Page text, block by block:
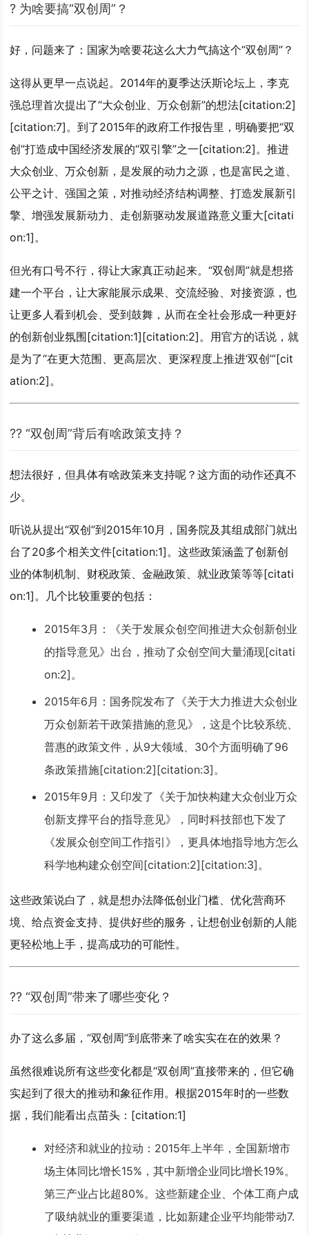
? 为啥要搞“双创周”？
好，问题来了：国家为啥要花这么大力气搞这个“双创周”？
这得从更早一点说起。2014年的夏季达沃斯论坛上，李克
强总理首次提出了“大众创业、万众创新”的想法[citation:2]
[citation:7]。到了2015年的政府工作报告里，明确要把“双
创”打造成中国经济发展的“双引擎”之一[citation:2]。推进
大众创业、万众创新，是发展的动力之源，也是富民之道、
公平之计、强国之策 ，对推动经济结构调整、打造发展新引
擎、增强发展新动力、走创新驱动发展道路意义重大[citati
on:1]。
但光有口号不行，得让大家真正动起来。“双创周”就是想搭
建一个平台 ，让大家能展示成果、交流经验、对接资源，也
让更多人看到机会、受到鼓舞，从而在全社会形成一种更好
的创新创业氛围[citation:1][citation:2]。用官方的话说，就
是为了“在更大范围、更高层次、更深程度上推进‘双创’”[cit
ation:2]。
?? “双创周”背后有啥政策支持？
想法很好，但具体有啥政策来支持呢？这方面的动作还真不
少。
听说从提出“双创”到2015年10月，国务院及其组成部门就出
台了20多个相关文件[citation:1]。这些政策涵盖了创新创
业的体制机制、财税政策、金融政策、就业政策等等[citati
on:1]。几个比较重要的包括：
2015年3月 ：《关于发展众创空间推进大众创新创业
的指导意见》出台，推动了众创空间大量涌现[citati
on:2]。
2015年6月 ：国务院发布了《关于大力推进大众创业
万众创新若干政策措施的意见》，这是个比较系统、
普惠的政策文件，从9大领域、30个方面明确了96
条政策措施[citation:2][citation:3]。
2015年9月 ：又印发了《关于加快构建大众创业万众
创新支撑平台的指导意见》，同时科技部也下发了
《发展众创空间工作指引》，更具体地指导地方怎么
科学地构建众创空间[citation:2][citation:3]。
这些政策说白了，就是想办法降低创业门槛、优化营商环
境、给点资金支持、提供好些的服务 ，让想创业创新的人能
更轻松地上手，提高成功的可能性。
?? “双创周”带来了哪些变化？
办了这么多届，“双创周”到底带来了啥实实在在的效果？
虽然很难说所有这些变化都是“双创周”直接带来的，但它确
实起到了很大的推动和象征作用。根据2015年时的一些数
据，我们能看出点苗头：[citation:1]
对经济和就业的拉动 ：2015年上半年，全国新增市
场主体同比增长15%，其中新增企业同比增长19%。
第三产业占比超80%。这些新建企业、个体工商户成
了吸纳就业的重要渠道，比如新建企业平均能带动7.